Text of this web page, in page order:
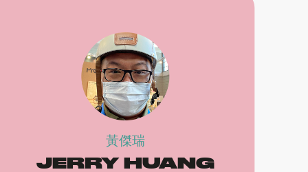
黃傑瑞
JERRY HUANG